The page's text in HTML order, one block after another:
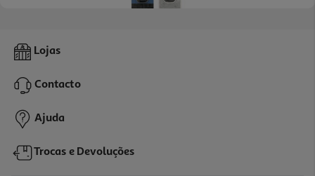
Ambientador Auto Auchan Membrana Amadeirado
2,99 €
Lojas
Contacto
Ajuda
Trocas e Devoluções